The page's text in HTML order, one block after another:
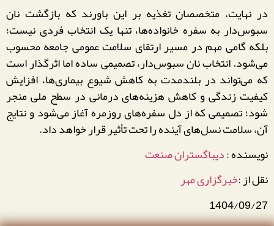
در نهایت، متخصصان تغذیه بر این باورند که بازگشت نان
سبوس‌دار به سفره خانواده‌ها، تنها یک انتخاب فردی نیست؛
بلکه گامی مهم در مسیر ارتقای سلامت عمومی جامعه محسوب
می‌شود. انتخاب نان سبوس‌دار، تصمیمی ساده اما اثرگذار است
که می‌تواند در بلندمدت به کاهش شیوع بیماری‌ها، افزایش
کیفیت زندگی و کاهش هزینه‌های درمانی در سطح ملی منجر
شود؛ تصمیمی که از دل سفره‌های روزمره آغاز می‌شود و نتایج
آن، سلامت نسل‌های آینده را تحت تأثیر قرار خواهد داد.
نویسنده :دیباگستران صنعت
نقل از :خبرگزاری مهر
1404/09/27